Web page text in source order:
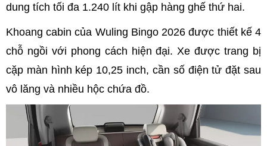
dung tích tối đa 1.240 lít khi gập hàng ghế thứ hai.
Khoang cabin của Wuling Bingo 2026 được thiết kế 4
chỗ ngồi với phong cách hiện đại. Xe được trang bị
cặp màn hình kép 10,25 inch, cần số điện tử đặt sau
vô lăng và nhiều hộc chứa đồ.